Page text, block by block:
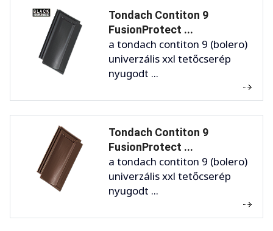
Tondach Contiton 9
FusionProtect ...
a tondach contiton 9 (bolero)
univerzális xxl tetőcserép
nyugodt ...
Tondach Contiton 9
FusionProtect ...
a tondach contiton 9 (bolero)
univerzális xxl tetőcserép
nyugodt ...